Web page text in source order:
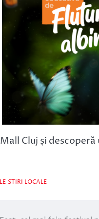
Cluj și
STIRI LOCALE